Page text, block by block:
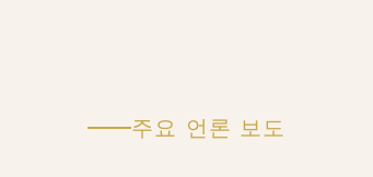
주요 언론 보도